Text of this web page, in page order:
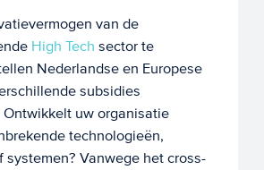
van de
High Tech sector te
Nederlandse en Europese
subsidies
Ontwikkelt uw organisatie
technologieën,
systemen? Vanwege het cross-